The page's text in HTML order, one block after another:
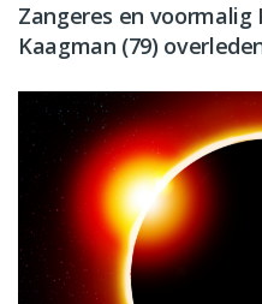
Zangeres en voormalig
Kaagman (79)